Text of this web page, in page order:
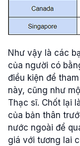
Như vậy là các
của người có
điều kiện để
này, cũng như
Thạc sĩ. Chốt lại
của bản thân
nước ngoài để
giá với tương lai